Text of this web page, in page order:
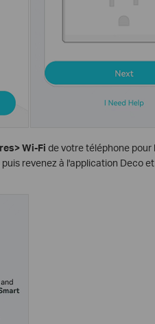
Wi-Fi de votre téléphone pour
revenez à l'application Deco